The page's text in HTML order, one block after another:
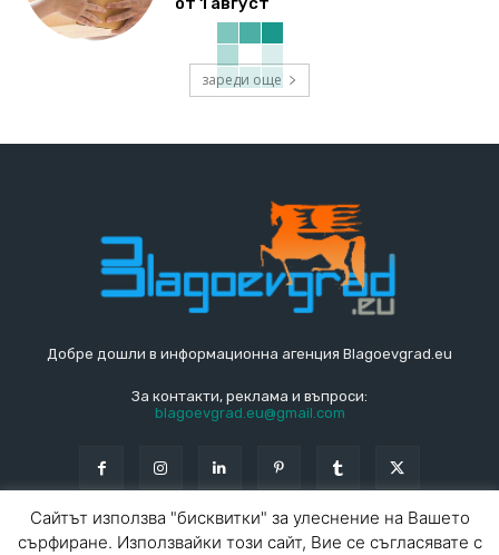
зареди още
Добре дошли в информационна агенция Blagoevgrad.eu
За контакти, реклама и въпроси:
blagoevgrad.eu@gmail.com
Сайтът използва "бисквитки" за улеснение на Вашето
сърфиране. Използвайки този сайт, Вие се съгласявате с